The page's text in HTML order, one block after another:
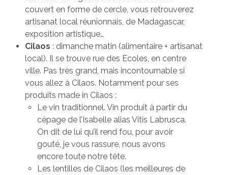
couvert en forme de cercle, vous retrouverez
artisanat local réunionnais, de Madagascar,
exposition artistique…
Cilaos : dimanche matin (alimentaire + artisanat
local). Il se trouve rue des Ecoles, en centre
ville. Pas très grand, mais incontournable si
vous allez à Cilaos. Notamment pour ses
produits made in Cilaos :
Le vin traditionnel. Vin produit à partir du
cépage de l’Isabelle alias Vitis Labrusca.
On dit de lui qu’il rend fou, pour avoir
gouté, je vous rassure, nous avons
encore toute notre tête.
Les lentilles de Cilaos (les meilleures de